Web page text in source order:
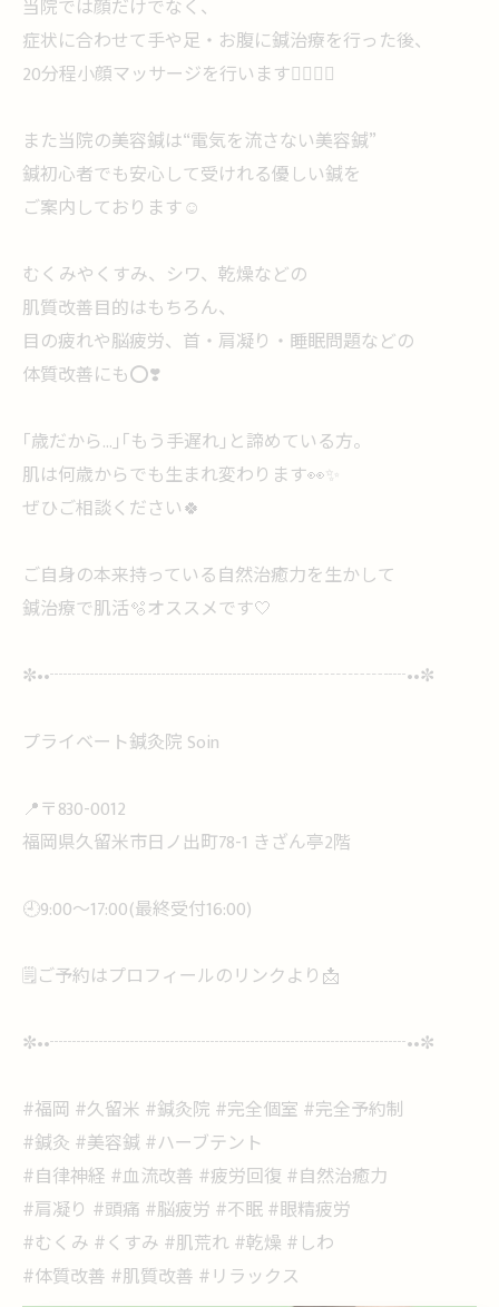
当院では顔だけでなく、
症状に合わせて手や足・お腹に鍼治療を行った後、
20分程小顔マッサージを行います💆🏻‍♀️✨
また当院の美容鍼は“電気を流さない美容鍼”
鍼初心者でも安心して受けれる優しい鍼を
ご案内しております☺️
むくみやくすみ、シワ、乾燥などの
肌質改善目的はもちろん、
目の疲れや脳疲労、首・肩凝り・睡眠問題などの
体質改善にも⭕️❣️
｢歳だから…｣｢もう手遅れ｣と諦めている方。
肌は何歳からでも生まれ変わります👀✨
ぜひご相談ください🍀
ご自身の本来持っている自然治癒力を生かして
鍼治療で肌活🫧オススメです🤍
✼••┈┈┈┈┈┈┈┈┈┈┈┈┈┈┈┄┄┄┄┈••✼
プライベート鍼灸院 Soin
📍〒830-0012
福岡県久留米市日ノ出町78-1 きざん亭2階
🕘9:00〜17:00(最終受付16:00)
🗒ご予約はプロフィールのリンクより📩
✼••┈┈┈┈┈┈┈┈┈┈┈┈┈┈┈┈┈┈┈┈••✼
#福岡 #久留米 #鍼灸院 #完全個室 #完全予約制
#鍼灸 #美容鍼 #ハーブテント
#自律神経 #血流改善 #疲労回復 #自然治癒力
#肩凝り #頭痛 #脳疲労 #不眠 #眼精疲労
#むくみ #くすみ #肌荒れ #乾燥 #しわ
#体質改善 #肌質改善 #リラックス